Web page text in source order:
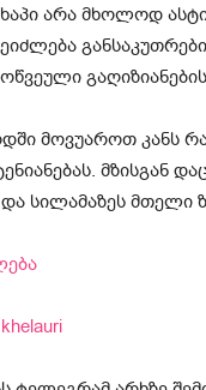
არა მხოლოდ
მოვუაროთ კანს
მზისგან
სილამაზეს მთელი